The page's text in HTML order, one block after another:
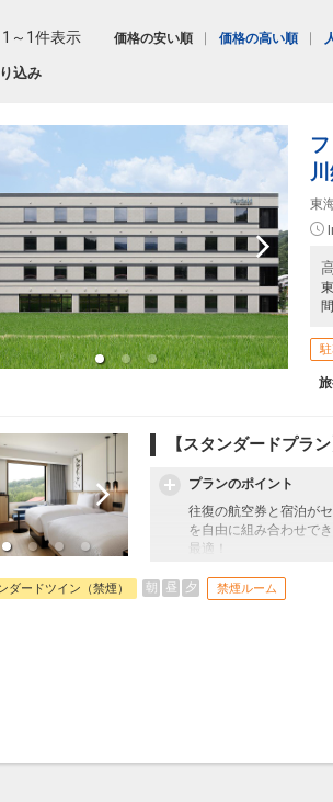
込み
1～1件表示 価格の安い順 価格の高い順
東
【スタンダードプラ
プランのポイント
往復の航空券と宿泊が
を自由に組み合わせで
最適！
フライトは、安心の
オプションでレンタカ
ダードツイン（禁煙） 朝 昼 夕 禁煙ルーム